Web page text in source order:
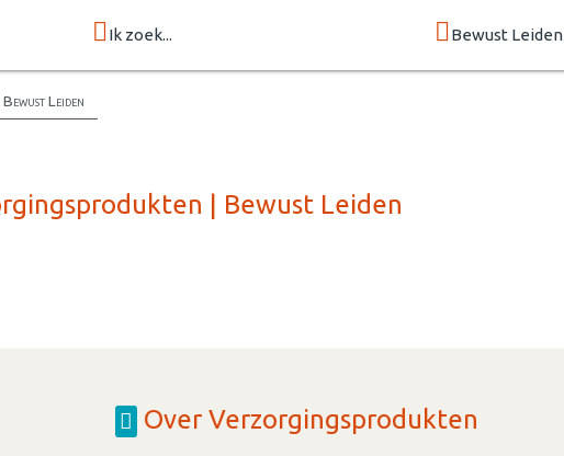
Ik zoek... Bewust Leiden
Leiden
| Bewust Leiden
Over Verzorgingsprodukten